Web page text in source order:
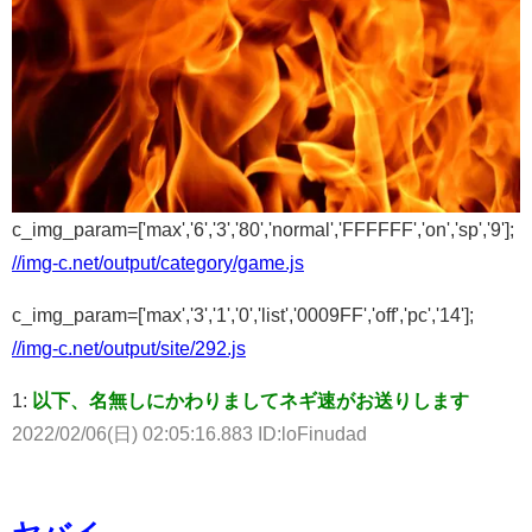
c_img_param=['max','6','3','80','normal','FFFFFF','on','sp','9'];
//img-c.net/output/category/game.js
c_img_param=['max','3','1','0','list','0009FF','off','pc','14'];
//img-c.net/output/site/292.js
1: 以下、名無しにかわりましてネギ速がお送りします
2022/02/06(日) 02:05:16.883 ID:loFinudad